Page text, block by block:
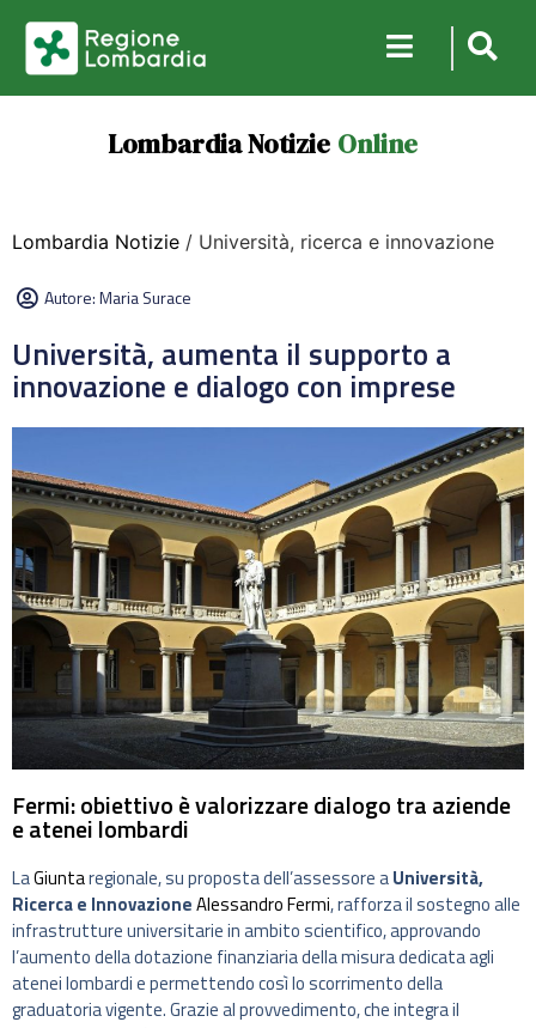
Lombardia Notizie Online
Lombardia Notizie / Università, ricerca e innovazione
Autore:Maria Surace
Università, aumenta il supporto a
innovazione e dialogo con imprese
Fermi: obiettivo è valorizzare dialogo tra aziende
e atenei lombardi
LaGiuntaregionale, su proposta dell’assessore aUniversità,
Ricerca e InnovazioneAlessandro Fermi, rafforza il sostegno alle
infrastrutture universitarie in ambito scientifico, approvando
l’aumento della dotazione finanziaria della misura dedicata agli
atenei lombardi e permettendo così lo scorrimento della
graduatoria vigente. Grazie al provvedimento, che integra il